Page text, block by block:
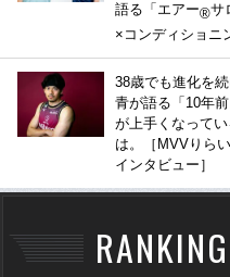
語る「エアー®サ
×コンディショニ
38歳でも進化を
青が語る「10年
が上手くなってい
は。［MVVりら
インタビュー］
RANKING